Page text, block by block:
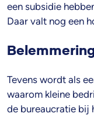
een subsidie
Daar valt nog een
Tevens wordt als
waarom kleine
de bureaucratie bij